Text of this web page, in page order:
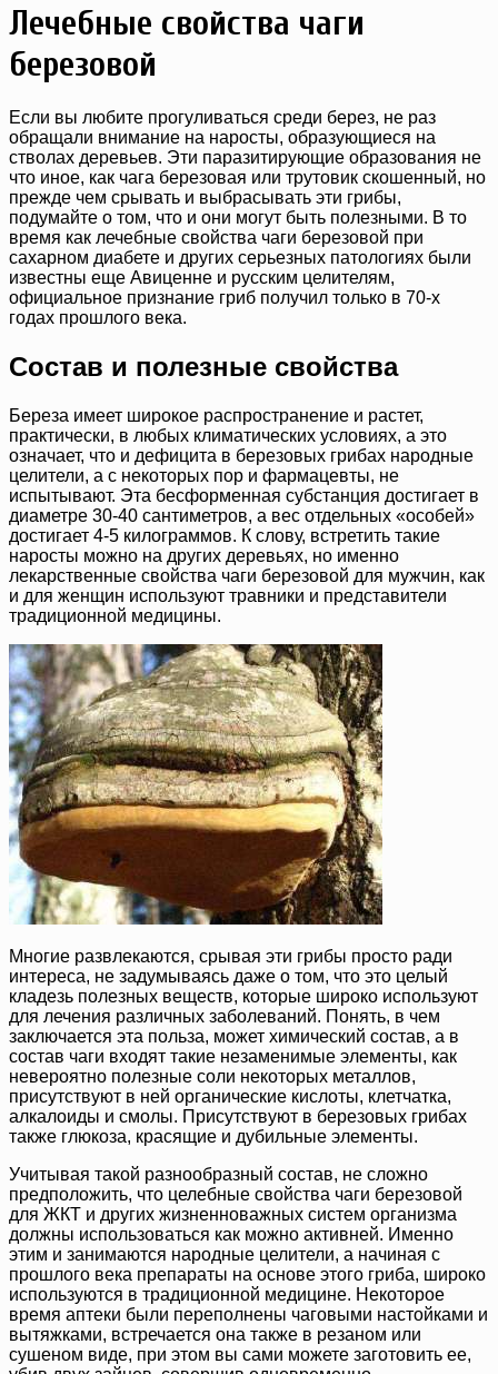
Лечебные свойства чаги
березовой
Если вы любите прогуливаться среди берез, не раз
обращали внимание на наросты, образующиеся на
стволах деревьев. Эти паразитирующие образования не
что иное, как чага березовая или трутовик скошенный, но
прежде чем срывать и выбрасывать эти грибы,
подумайте о том, что и они могут быть полезными. В то
время как лечебные свойства чаги березовой при
сахарном диабете и других серьезных патологиях были
известны еще Авиценне и русским целителям,
официальное признание гриб получил только в 70-х
годах прошлого века.
Состав и полезные свойства
Береза имеет широкое распространение и растет,
практически, в любых климатических условиях, а это
означает, что и дефицита в березовых грибах народные
целители, а с некоторых пор и фармацевты, не
испытывают. Эта бесформенная субстанция достигает в
диаметре 30-40 сантиметров, а вес отдельных «особей»
достигает 4-5 килограммов. К слову, встретить такие
наросты можно на других деревьях, но именно
лекарственные свойства чаги березовой для мужчин, как
и для женщин используют травники и представители
традиционной медицины.
Многие развлекаются, срывая эти грибы просто ради
интереса, не задумываясь даже о том, что это целый
кладезь полезных веществ, которые широко используют
для лечения различных заболеваний. Понять, в чем
заключается эта польза, может химический состав, а в
состав чаги входят такие незаменимые элементы, как
невероятно полезные соли некоторых металлов,
присутствуют в ней органические кислоты, клетчатка,
алкалоиды и смолы. Присутствуют в березовых грибах
также глюкоза, красящие и дубильные элементы.
Учитывая такой разнообразный состав, не сложно
предположить, что целебные свойства чаги березовой
для ЖКТ и других жизненноважных систем организма
должны использоваться как можно активней. Именно
этим и занимаются народные целители, а начиная с
прошлого века препараты на основе этого гриба, широко
используются в традиционной медицине. Некоторое
время аптеки были переполнены чаговыми настойками и
вытяжками, встречается она также в резаном или
сушеном виде, при этом вы сами можете заготовить ее,